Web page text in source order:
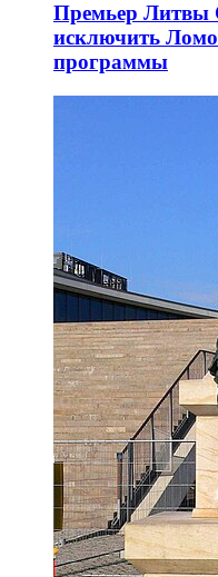
Премьер Литвы
исключить
программы